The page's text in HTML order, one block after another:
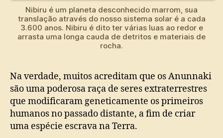
Nibiru é um planeta desconhecido marrom, sua
translação através do nosso sistema solar é a cada
3.600 anos. Nibiru é dito ter várias luas ao redor e
arrasta uma longa cauda de detritos e materiais de
rocha.
Na verdade, muitos acreditam que os Anunnaki
são uma poderosa raça de seres extraterrestres
que modificaram geneticamente os primeiros
humanos no passado distante, a fim de criar
uma espécie escrava na Terra.